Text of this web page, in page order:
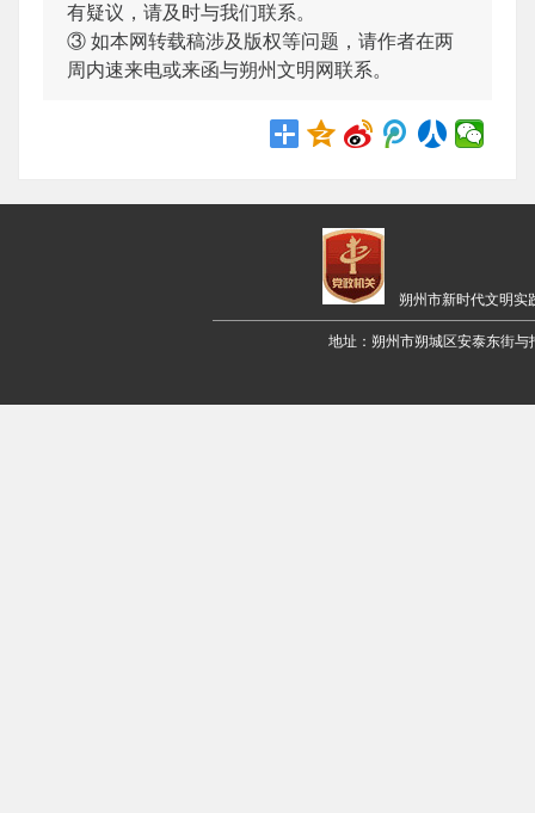
有疑议，请及时与我们联系。
③ 如本网转载稿涉及版权等问题，请作者在两
周内速来电或来函与朔州文明网联系。
朔州市新时代文明
地址：朔州市朔城区安泰东街与